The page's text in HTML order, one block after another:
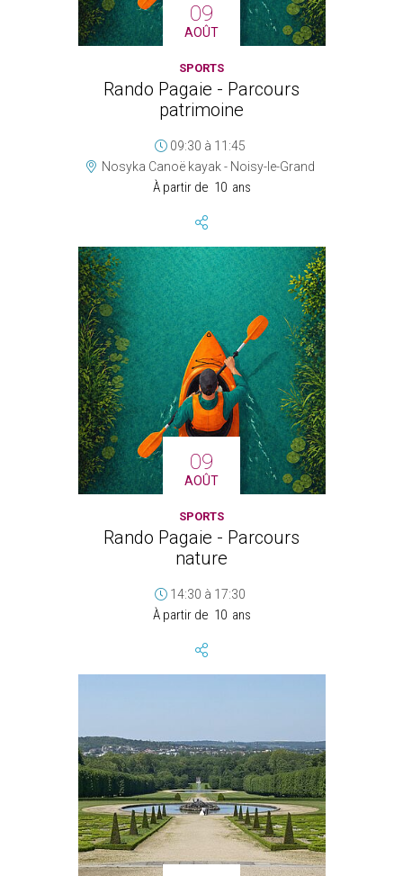
09
AOÛT
SPORTS
Rando Pagaie - Parcours
patrimoine
09:30 à 11:45
Nosyka Canoë kayak - Noisy-le-Grand
À partir de 10 ans
09
AOÛT
SPORTS
Rando Pagaie - Parcours
nature
14:30 à 17:30
À partir de 10 ans